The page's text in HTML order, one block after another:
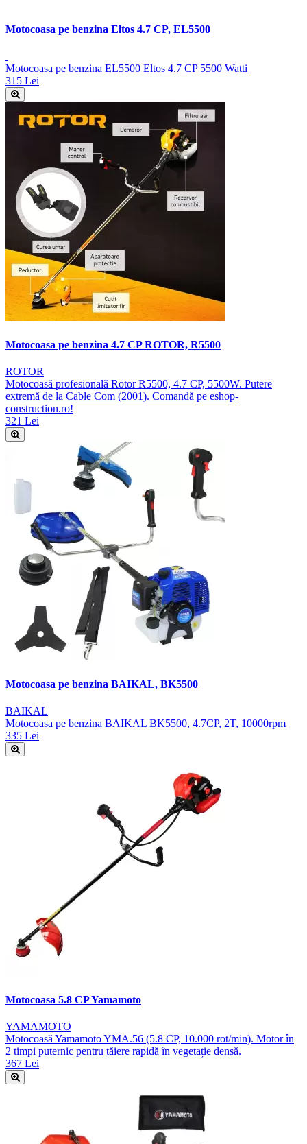
Motocoasa pe benzina Eltos 4.7 CP, EL5500
Motocoasa pe benzina EL5500 Eltos 4.7 CP 5500 Watti
315 Lei
Motocoasa pe benzina 4.7 CP ROTOR, R5500
ROTOR
Motocoasă profesională Rotor R5500, 4.7 CP, 5500W. Putere
extremă de la Cable Com (2001). Comandă pe eshop-
construction.ro!
321 Lei
Motocoasa pe benzina BAIKAL, BK5500
BAIKAL
Motocoasa pe benzina BAIKAL BK5500, 4.7CP, 2T, 10000rpm
335 Lei
Motocoasa 5.8 CP Yamamoto
YAMAMOTO
Motocoasă Yamamoto YMA.56 (5.8 CP, 10.000 rot/min). Motor în
2 timpi puternic pentru tăiere rapidă în vegetație densă.
367 Lei